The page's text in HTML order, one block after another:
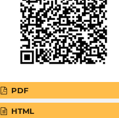
PDF
HTML